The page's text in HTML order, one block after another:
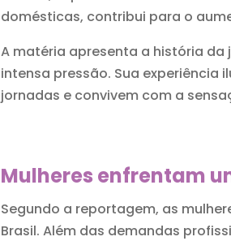
domésticas, contribui para o
A matéria apresenta a história
intensa pressão. Sua experiência
jornadas e convivem com a
Mulheres enfrentam
Segundo a reportagem, as
Brasil. Além das demandas